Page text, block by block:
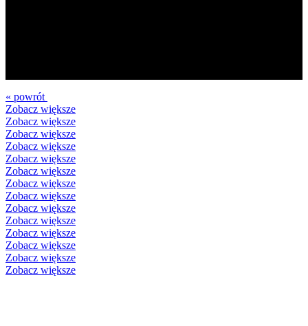
« powrót
Zobacz większe
Zobacz większe
Zobacz większe
Zobacz większe
Zobacz większe
Zobacz większe
Zobacz większe
Zobacz większe
Zobacz większe
Zobacz większe
Zobacz większe
Zobacz większe
Zobacz większe
Zobacz większe